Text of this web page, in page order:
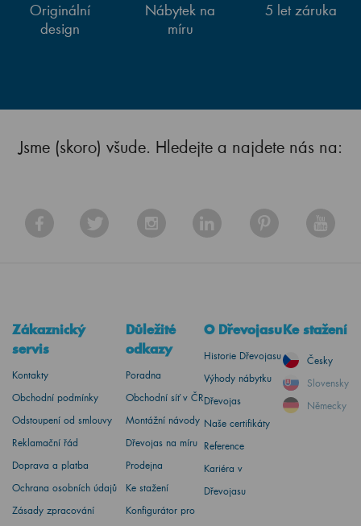
Originální
design
Nábytek na
míru
5 let záruka
Jsme (skoro) všude. Hledejte a najdete nás na:
Zákaznický
servis
Kontakty
Obchodní podmínky
Odstoupení od smlouvy
Reklamační řád
Doprava a platba
Ochrana osobních údajů
Zásady zpracování
Důležité
odkazy
Poradna
Obchodní síť v ČR
Montážní návody
Dřevojas na míru
Prodejna
Ke stažení
Konfigurátor pro
O Dřevojasu
Historie Dřevojasu
Výhody nábytku
Dřevojas
Naše certifikáty
Reference
Kariéra v
Dřevojasu
Ke stažení
Česky
Slovensky
Německy